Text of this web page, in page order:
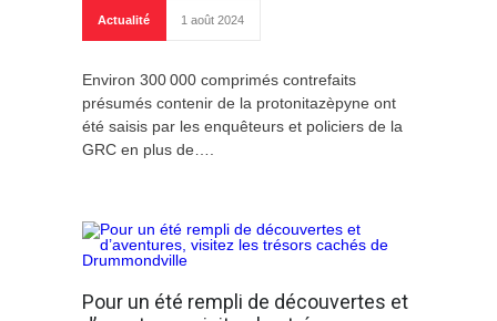
Actualité 1 août 2024
Environ 300 000 comprimés contrefaits
présumés contenir de la protonitazèpyne ont
été saisis par les enquêteurs et policiers de la
GRC en plus de….
Pour un été rempli de découvertes et